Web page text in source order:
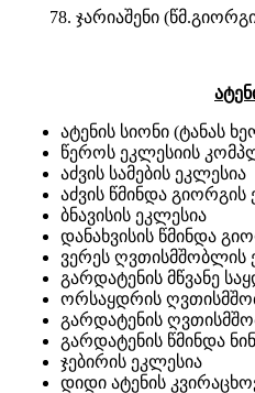
78. ჯარიაშენი
ატენის სიონი (ტანას
წეროს ეკლესიის
აძვის სამების ეკლესია
აძვის წმინდა გიორგის
ბნავისის ეკლესია
დანახვისის წმინდა
ვერეს ღვთისმშობლის
გარდატენის მწვანე
ორსაყდრის
გარდატენის
გარდატენის წმინდა
ჯებირის ეკლესია
დიდი ატენის